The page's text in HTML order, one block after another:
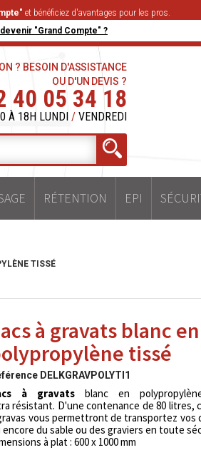
et bénéficiez d'avantages pour les pros.
"Grand Compte" ?
? BESOIN D'ASSISTANCE
OU D'UN DEVIS ?
40 05 34 18
À 18H LUNDI / VENDREDI
RÉTENTION EPI
TISSÉ
à gravats blanc en
tissé
DELKGRAVPOLYTI1
à gravatsblanc en
résistant. D'une contenance de 80 litres,
vous permettront de transportez vos
encore du sable ou des graviers en toute
à plat : 600 x 1000 mm